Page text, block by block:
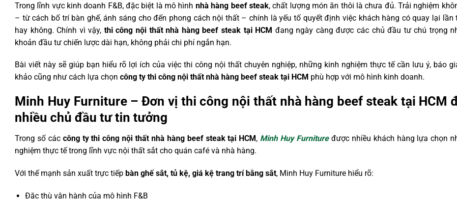
Trong lĩnh vực kinh doanh F&B, đặc biệt là mô hình nhà hàng beef steak, chất lượng món ăn thôi là chưa đủ. Trải nghiệm
– từ cách bố trí bàn ghế, ánh sáng cho đến phong cách nội thất – chính là yếu tố quyết định việc khách hàng có quay lại lần
hay không. Chính vì vậy, thi công nội thất nhà hàng beef steak tại HCM đang ngày càng được các chủ đầu tư chú trọng
khoản đầu tư chiến lược dài hạn, không phải chi phí ngắn hạn.
Bài viết này sẽ giúp bạn hiểu rõ lợi ích của việc thi công nội thất chuyên nghiệp, những kinh nghiệm thực tế cần lưu ý, báo
khảo cũng như cách lựa chọn công ty thi công nội thất nhà hàng beef steak tại HCM phù hợp với mô hình kinh doanh.
Minh Huy Furniture – Đơn vị thi công nội thất nhà hàng beef steak tại HCM
nhiều chủ đầu tư tin tưởng
Trong số các công ty thi công nội thất nhà hàng beef steak tại HCM, Minh Huy Furnituređược nhiều khách hàng lựa chọn
nghiệm thực tế trong lĩnh vực nội thất sắt cho quán café và nhà hàng.
Với thế mạnh sản xuất trực tiếp bàn ghế sắt, tủ kệ, giá kệ trang trí bằng sắt, Minh Huy Furniture hiểu rõ:
Đặc thù vận hành của mô hình F&B